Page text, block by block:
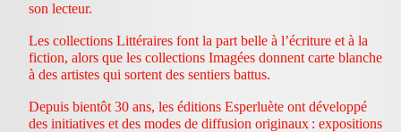
son lecteur.
Les collections Littéraires font la part belle à l’écriture et à la
fiction, alors que les collections Imagées donnent carte blanche
à des artistes qui sortent des sentiers battus.
Depuis bientôt 30 ans, les éditions Esperluète ont développé
des initiatives et des modes de diffusion originaux : expositions